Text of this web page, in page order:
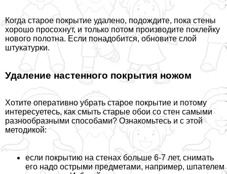
Когда старое покрытие удалено, подождите, пока стены
хорошо просохнут, и только потом производите поклейку
нового полотна. Если понадобится, обновите слой
штукатурки.
Удаление настенного покрытия ножом
Хотите оперативно убрать старое покрытие и потому
интересуетесь, как смыть старые обои со стен самыми
разнообразными способами? Ознакомьтесь и с этой
методикой:
если покрытию на стенах больше 6-7 лет, снимать
его надо острыми предметами, например, шпателем